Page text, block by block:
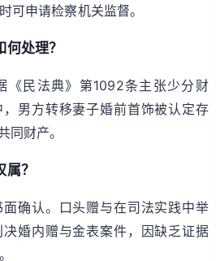
可申请检察机关监督。
处理？
《民法典》第1092条主张少分财
男方转移妻子婚前首饰被认定存
同财产。
？
确认。口头赠与在司法实践中举
婚内赠与金表案件，因缺乏证据